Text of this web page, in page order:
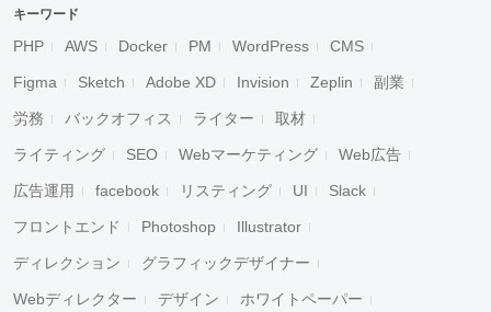
キーワード
PHP AWS Docker PM WordPress CMS
Figma Sketch Adobe XD Invision Zeplin 副業
労務 バックオフィス ライター 取材
ライティング SEO Webマーケティング Web広告
広告運用 facebook リスティング UI Slack
フロントエンド Photoshop Illustrator
ディレクション グラフィックデザイナー
Webディレクター デザイン ホワイトペーパー